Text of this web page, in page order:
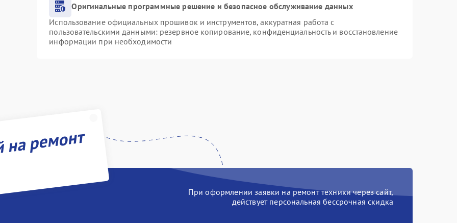
Оригинальные программные решение и безопасное обслуживание данных
Использование официальных прошивок и инструментов, аккуратная работа с
пользовательскими данными: резервное копирование, конфиденциальность и восстановление
информации при необходимости
ремонт
При оформлении заявки на ремонт техники через сайт,
действует персональная бессрочная скидка